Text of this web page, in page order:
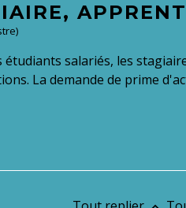
salariés, les
La demande de prime